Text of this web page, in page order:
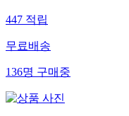
447적립
무료배송
136명구매중